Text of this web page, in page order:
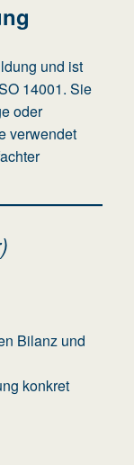
und ist
14001. Sie
oder
verwendet
Bilanz und
konkret